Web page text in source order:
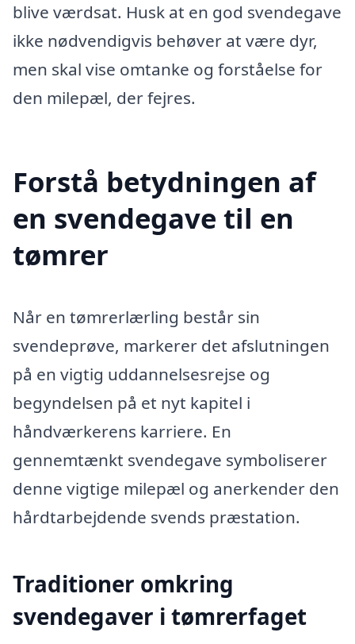
blive værdsat. Husk at en god svendegave
ikke nødvendigvis behøver at være dyr,
men skal vise omtanke og forståelse for
den milepæl, der fejres.
Forstå betydningen af
en svendegave til en
tømrer
Når en tømrerlærling består sin
svendeprøve, markerer det afslutningen
på en vigtig uddannelsesrejse og
begyndelsen på et nyt kapitel i
håndværkerens karriere. En
gennemtænkt svendegave symboliserer
denne vigtige milepæl og anerkender den
hårdtarbejdende svends præstation.
Traditioner omkring
svendegaver i tømrerfaget